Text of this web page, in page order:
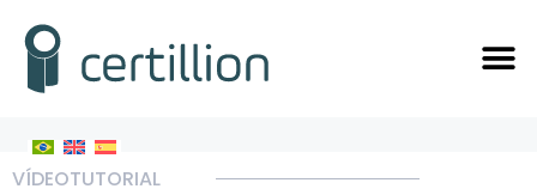
VÍDEOTUTORIAL